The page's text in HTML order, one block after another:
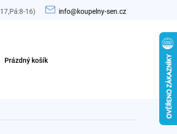
16) info@koupelny-sen.cz
Prázdný košík